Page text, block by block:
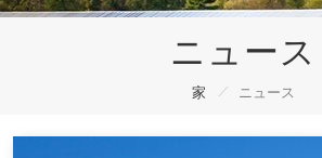
ニュース
家 / ニュース